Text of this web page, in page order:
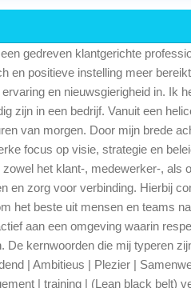
gedreven klantgerichte
en positieve instelling meer
en nieuwsgierigheid in. Ik
zijn in een bedrijf. Vanuit een
van morgen. Door mijn brede
focus op visie, strategie en
zowel het klant-, medewerker-, als
en zorg voor verbinding. Hierbij
het beste uit mensen en teams
aan een omgeving waarin
De kernwoorden die mij typeren
| Ambitieus | Plezier |
| training | (Lean black belt)